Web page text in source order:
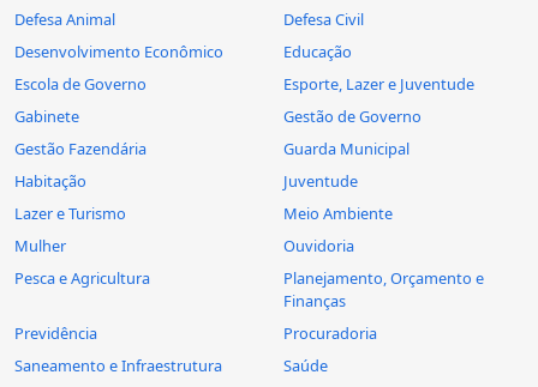
Defesa Animal
Defesa Civil
Desenvolvimento Econômico
Educação
Escola de Governo
Esporte, Lazer e Juventude
Gabinete
Gestão de Governo
Gestão Fazendária
Guarda Municipal
Habitação
Juventude
Lazer e Turismo
Meio Ambiente
Mulher
Ouvidoria
Pesca e Agricultura
Planejamento, Orçamento e
Finanças
Previdência
Procuradoria
Saneamento e Infraestrutura
Saúde